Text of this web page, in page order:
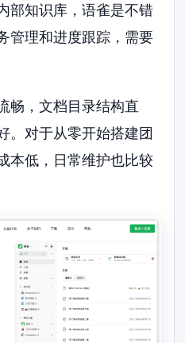
部知识库，语雀是不错
管理和进度跟踪，需要
畅，文档目录结构直
。对于从零开始搭建团
本低，日常维护也比较